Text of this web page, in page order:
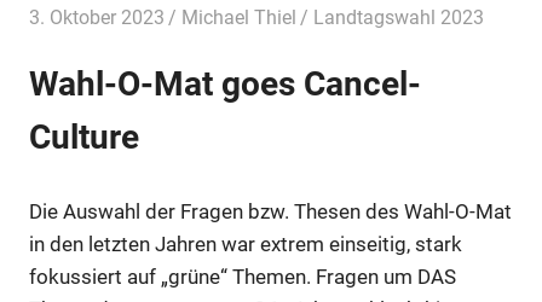
3. Oktober 2023 Michael Thiel Landtagswahl 2023
Wahl-O-Mat goes Cancel-
Culture
Die Auswahl der Fragen bzw. Thesen des Wahl-O-Mat
in den letzten Jahren war extrem einseitig, stark
fokussiert auf „grüne“ Themen. Fragen um DAS